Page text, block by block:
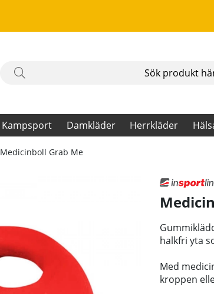
Kampsport Damkläder Herrkläder
Medicinboll Grab Me
halkfri yta
Med
kroppen